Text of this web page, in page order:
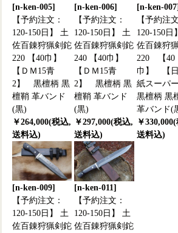
[n-ken-005]
【予約注文：
120-150日】 土
佐百錬狩猟剣鉈
220 【40巾】
【ＤＭ15青
2】 黒檀柄 黒
檀鞘 革バンド
(黒)
￥264,000(税込,
送料込)
[n-ken-006]
【予約注文：
120-150日】 土
佐百錬狩猟剣鉈
240 【40巾】
【ＤＭ15青
2】 黒檀柄 黒
檀鞘 革バンド
(黒)
￥297,000(税込,
送料込)
[n-ken-007]
【予約注
120-150日
佐百錬狩
220 【40
巾】 【
紙スーパ
黒檀柄 黒
革バンド(
￥
送料込)
[n-ken-009]
【予約注文：
120-150日】 土
佐百錬狩猟剣鉈
[n-ken-011]
【予約注文：
120-150日】 土
佐百錬狩猟剣鉈